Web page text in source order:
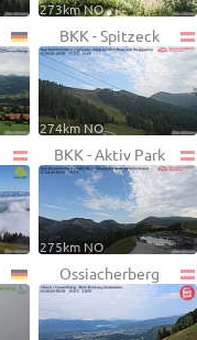
273km NO
BKK - Spitzeck
274km NO
BKK - Aktiv Park
275km NO
Ossiacherberg